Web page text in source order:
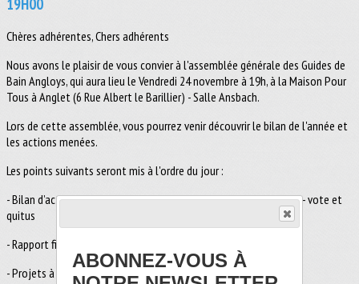
Chères adhérentes, Chers adhérents
Nous avons le plaisir de vous convier à l'assemblée générale des Guides de
Bain Angloys, qui aura lieu le Vendredi 24 novembre à 19h, à la Maison Pour
Tous à Anglet (6 Rue Albert le Barillier) - Salle Ansbach.
Lors de cette assemblée, vous pourrez venir découvrir le bilan de l'année et
les actions menées.
Les points suivants seront mis à l'ordre du jour :
- Bilan d’activité 2023 – Organisation et objectifs pédagogiques - vote et
quitus
- Rapport financier 2023 et Budget 2024– vote et quitus
- Projets à venir
ABONNEZ-VOUS À